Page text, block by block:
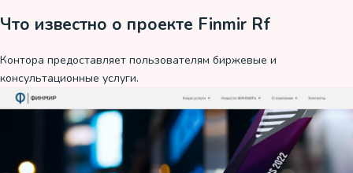
Что известно о проекте Finmir Rf
Контора предоставляет пользователям биржевые и
консультационные услуги.